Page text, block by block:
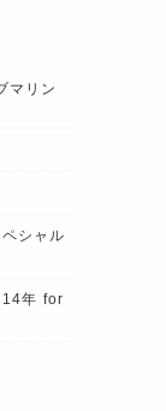
マリン
シャル
14年 for